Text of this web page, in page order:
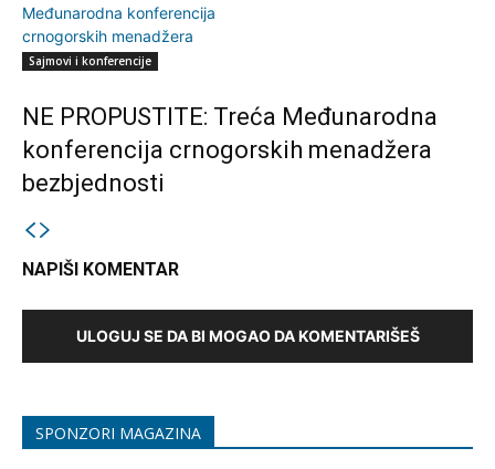
Sajmovi i konferencije
NE PROPUSTITE: Treća Međunarodna
konferencija crnogorskih menadžera
bezbjednosti
NAPIŠI KOMENTAR
ULOGUJ SE DA BI MOGAO DA KOMENTARIŠEŠ
SPONZORI MAGAZINA